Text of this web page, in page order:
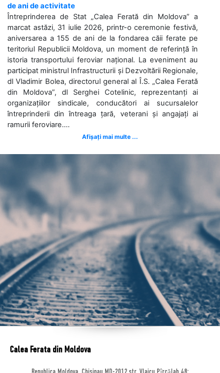
de ani de activitate
Întreprinderea de Stat „Calea Ferată din Moldova” a
marcat astăzi, 31 iulie 2026, printr-o ceremonie festivă,
aniversarea a 155 de ani de la fondarea căii ferate pe
teritoriul Republicii Moldova, un moment de referință în
istoria transportului feroviar național. La eveniment au
participat ministrul Infrastructurii și Dezvoltării Regionale,
dl Vladimir Bolea, directorul general al Î.S. „Calea Ferată
din Moldova”, dl Serghei Cotelinic, reprezentanți ai
organizațiilor sindicale, conducători ai sucursalelor
întreprinderii din întreaga țară, veterani și angajați ai
ramurii feroviare....
Afișați mai multe ...
Calea Ferata din Moldova